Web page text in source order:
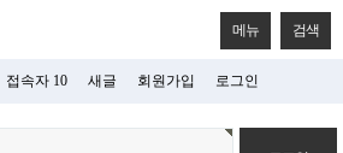
메뉴 검색
접속자 10 새글 회원가입 로그인